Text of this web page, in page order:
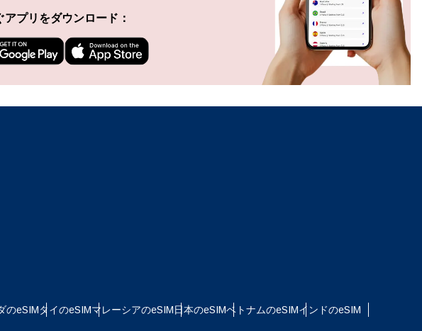
supports eSIM
an eSIM activation.
can enjoy the benefits
アプリをダウンロード：
のeSIMタイのeSIMマレーシアのeSIM日本のeSIMベトナムのeSIMインドのeSIM
録
を作成してください。